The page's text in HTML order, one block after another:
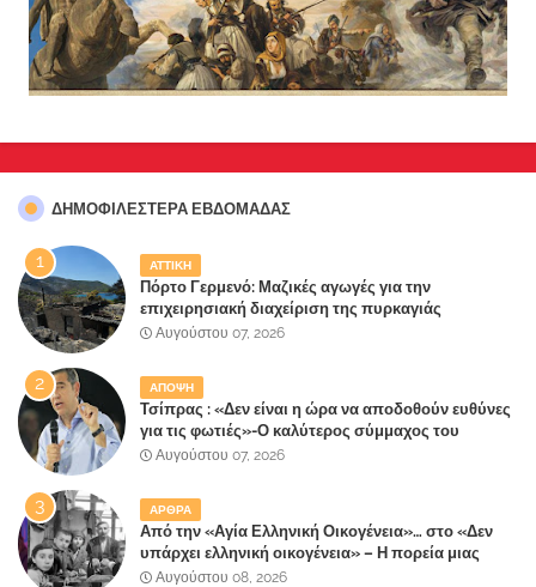
ΔΗΜΟΦΙΛΈΣΤΕΡΑ ΕΒΔΟΜΆΔΑΣ
ΑΤΤΙΚΗ
Πόρτο Γερμενό: Μαζικές αγωγές για την
επιχειρησιακή διαχείριση της πυρκαγιάς
ετοιμάζουν οι κάτοικοι!
Αυγούστου 07, 2026
ΑΠΟΨΗ
Τσίπρας : «Δεν είναι η ώρα να αποδοθούν ευθύνες
για τις φωτιές»-Ο καλύτερος σύμμαχος του
Μητσοτάκη
Αυγούστου 07, 2026
ΑΡΘΡΑ
Από την «Αγία Ελληνική Οικογένεια»… στο «Δεν
υπάρχει ελληνική οικογένεια» – Η πορεία μιας
κοινωνίας που κινδυνεύει να ξεχάσει ποια είναι
Αυγούστου 08, 2026